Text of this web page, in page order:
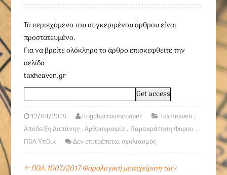
To περιεχόμενο του συγκεριμένου άρθρου είναι
προστατευμένο.
Για να βρείτε ολόκληρο το άρθρο επισκεφθείτε την
σελίδα
taxheaven.gr
12/04/2018 lloydharrisoncooper TaxHeaven,
Αποδειξη Δαπάνης,Αρθρογραφία, Παρακράτηση Φορου ,
ΠΟΛ ΥπΟικ
Δεν επιτρέπεται σχολιασμός
←ΠΟΛ.1007/2017 Φορολογική μεταχείριση των